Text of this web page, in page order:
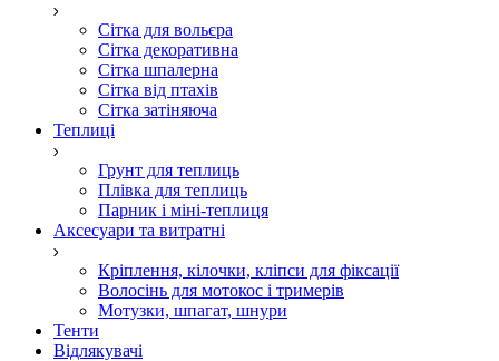
Сітка для вольєра
Сітка декоративна
Сітка шпалерна
Сітка від птахів
Сітка затіняюча
Теплиці
Грунт для теплиць
Плівка для теплиць
Парник і міні-теплиця
Аксесуари та витратні
Кріплення, кілочки, кліпси для фіксації
Волосінь для мотокос і тримерів
Мотузки, шпагат, шнури
Тенти
Відлякувачі